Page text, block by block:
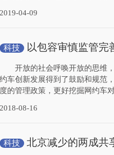
2019-04-09
科技 以包容审慎监管完
开放的社会呼唤开放的思维，
约车创新发展得到了鼓励和规范
度的管理政策，更好挖掘网约车
2018-08-16
科技 北京减少的两成共